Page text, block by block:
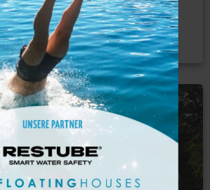
befindet sich 38 km von
Hotel